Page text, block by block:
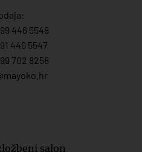
446 5548
446 5547
702 8258
hr
salon